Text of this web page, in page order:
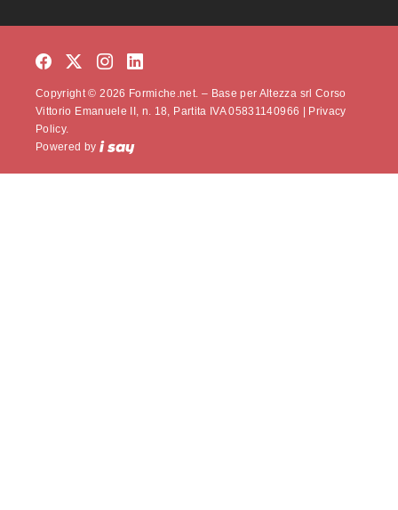
Copyright © 2026 Formiche.net. – Base per Altezza srl Corso
Vittorio Emanuele II, n. 18, Partita IVA 05831140966 | Privacy
Policy.
Powered by